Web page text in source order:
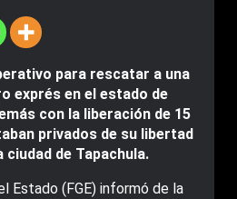
para rescatar a una
exprés en el estado de
con la liberación de 15
privados de su libertad
ciudad de Tapachula.
Estado (FGE) informó de la